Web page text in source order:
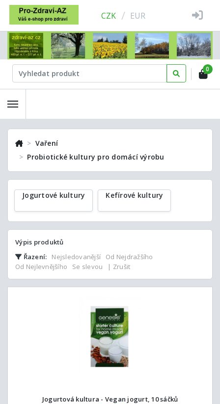
CZK / EUR
0
Vaření
Probiotické kultury pro domácí výrobu
Jogurtové kultury Kefírové kultury
Výpis produktů
Řazení:
Nejsledovanější
Od Nejdražšího
Od Nejlevnějšího
Se slevou | Zrušit
Jogurtová kultura - Vegan jogurt, 10 sáčků